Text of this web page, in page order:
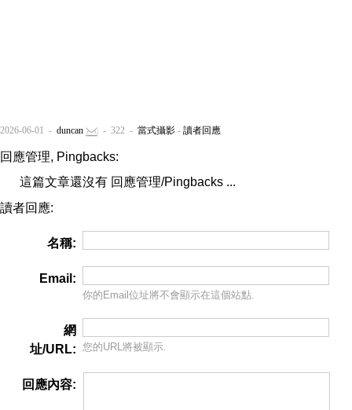
2026-06-01 - duncan - 322 - 當式攝影 - 讀者回應
回應管理, Pingbacks:
這篇文章還沒有 回應管理/Pingbacks ...
讀者回應:
名稱:
Email:
你的Email位址將不會顯示在這個站點.
網
址/URL: 您的URL將被顯示.
回應內容: